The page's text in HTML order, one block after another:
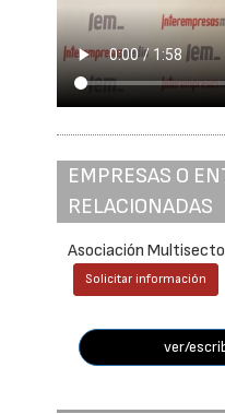
EMPRESAS O
RELACIONADAS
Asociación
Solicitar información
ver/